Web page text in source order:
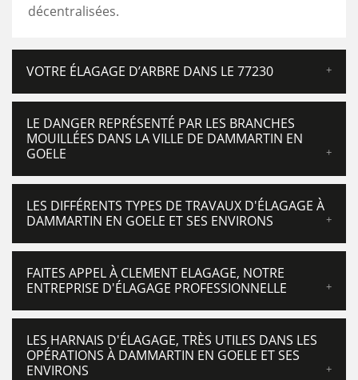
décentralisées.
VOTRE ÉLAGAGE D’ARBRE DANS LE 77230
LE DANGER REPRÉSENTÉ PAR LES BRANCHES
MOUILLÉES DANS LA VILLE DE DAMMARTIN EN
GOELE
LES DIFFÉRENTS TYPES DE TRAVAUX D'ÉLAGAGE À
DAMMARTIN EN GOELE ET SES ENVIRONS
FAITES APPEL À CLEMENT ELAGAGE, NOTRE
ENTREPRISE D'ÉLAGAGE PROFESSIONNELLE
LES HARNAIS D'ÉLAGAGE, TRÈS UTILES DANS LES
OPÉRATIONS À DAMMARTIN EN GOELE ET SES
ENVIRONS